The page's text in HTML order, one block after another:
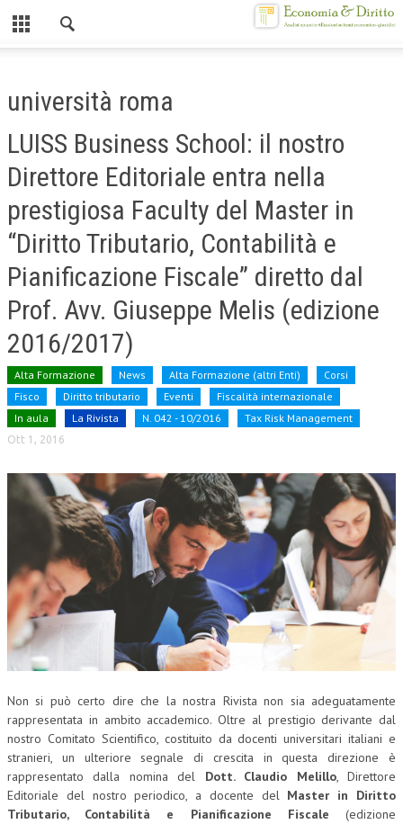
CHI SIAMO
MISSION
CONTATTI
CENTRO STUDI
DIREZIONE SCIENTIFICA
ALTA FORMAZIONE
CORSI CE.S.E.D.
DIVENTA SOCIO
BROCHURE CE.S.E.D.
LA RIVISTA
LA RIVISTA
COMITATO SCIENTIFICO
COMITATO EDITORIALE
REDAZIONE
PEER REVIEW
CODICE ETICO
università roma
LUISS Business School: il nostro
Direttore Editoriale entra nella
prestigiosa Faculty del Master in
“Diritto Tributario, Contabilità e
Pianificazione Fiscale” diretto dal
Prof. Avv. Giuseppe Melis (edizione
2016/2017)
Alta Formazione News Alta Formazione (altri Enti)
Corsi
Fisco
Diritto tributario Eventi
Fiscalità internazionale
In aula
La Rivista N. 042 - 10/2016 Tax Risk Management
Ott 1, 2016
Non si può certo dire che la nostra Rivista non sia adeguatamente
rappresentata in ambito accademico. Oltre al prestigio derivante dal
nostro Comitato Scientifico, costituito da docenti universitari italiani e
stranieri, un ulteriore segnale di crescita in questa direzione è
rappresentato dalla nomina del Dott. Claudio Melillo, Direttore
Editoriale del nostro periodico, a docente del Master in Diritto
Tributario, Contabilità e Pianificazione Fiscale (edizione